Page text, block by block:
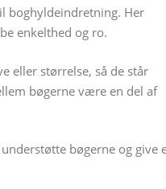
boghyldeindretning. Her
enkelthed og ro.
eller størrelse, så de står
bøgerne være en del af
bøgerne og give